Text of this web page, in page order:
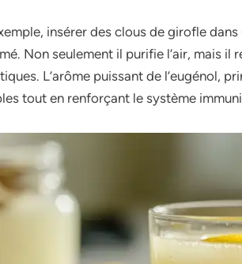
insérer des clous de girofle
Non seulement il purifie l’air, mais il
L’arôme puissant de l’eugénol,
tout en renforçant le système